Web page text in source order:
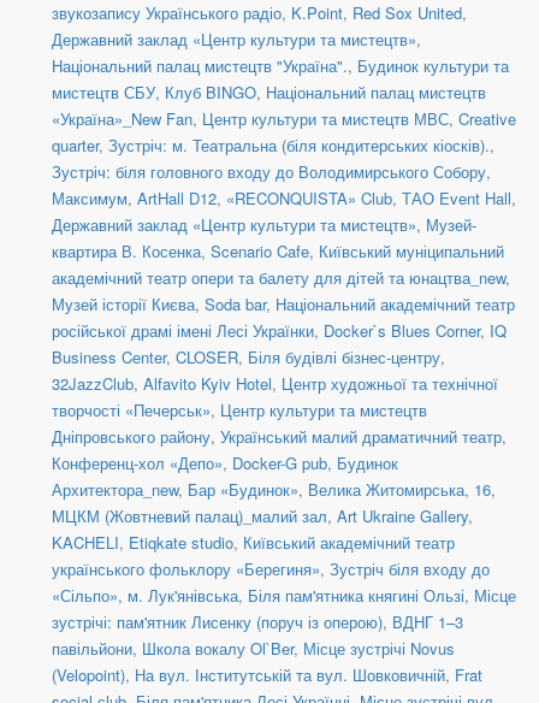
звукозапису Українського радіо, K.Point, Red Sox United,
Державний заклад «Центр культури та мистецтв»,
Національний палац мистецтв "Україна"., Будинок культури та
мистецтв СБУ, Клуб BINGO, Національний палац мистецтв
«Україна»_New Fan, Центр культури та мистецтв МВС, Creative
quarter, Зустріч: м. Театральна (біля кондитерських кіосків).,
Зустріч: біля головного входу до Володимирського Собору,
Максимум, ArtHall D12, «RECONQUISTA» Club, ТАО Event Hall,
Державний заклад «Центр культури та мистецтв», Музей-
квартира В. Косенка, Scenario Cafe, Київський муніципальний
академічний театр опери та балету для дітей та юнацтва_new,
Музей історії Києва, Soda bar, Національний академічний театр
російської драмі імені Лесі Українки, Docker`s Blues Corner, IQ
Business Center, CLOSER, Біля будівлі бізнес-центру,
32JazzClub, Alfavito Kyiv Hotel, Центр художньої та технічної
творчості «Печерськ», Центр культури та мистецтв
Дніпровського району, Український малий драматичний театр,
Конференц-хол «Депо», Docker-G pub, Будинок
Архитектора_new, Бар «Будинок», Велика Житомирська, 16,
МЦКМ (Жовтневий палац)_малий зал, Art Ukraine Gallery,
KACHELI, Etiqkate studio, Київський академічний театр
українського фольклору «Берегиня», Зустріч біля входу до
«Сільпо», м. Лук'янівська, Біля пам'ятника княгині Ользі, Місце
зустрічі: пам'ятник Лисенку (поруч із оперою), ВДНГ 1–3
павільйони, Школа вокалу Ol`Ber, Місце зустрічі Novus
(Velopoint), На вул. Інститутській та вул. Шовковичній, Frat